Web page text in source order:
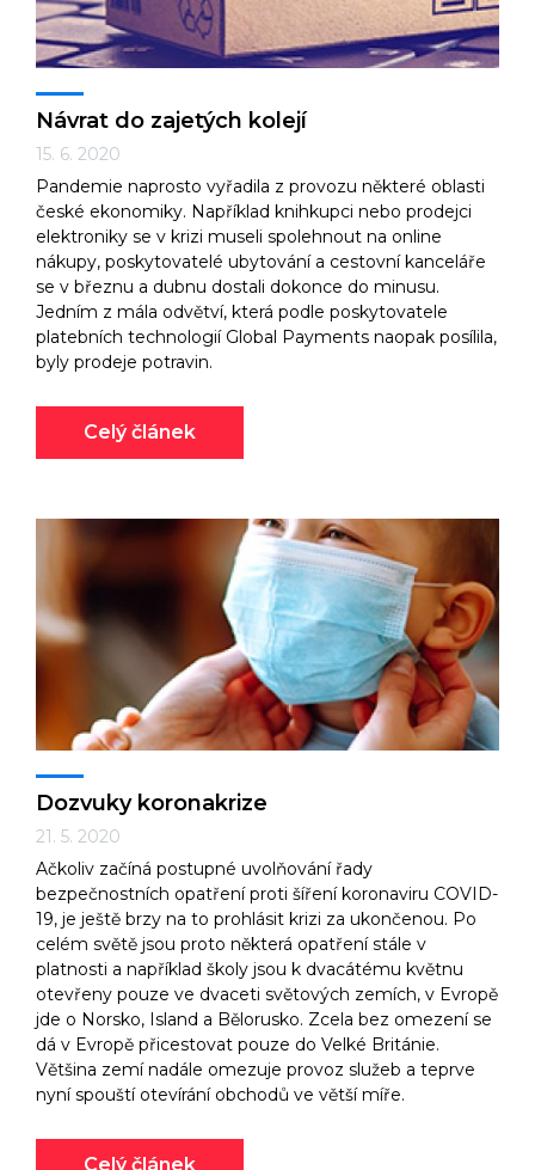
Návrat do zajetých kolejí
15. 6. 2020
Pandemie naprosto vyřadila z provozu některé oblasti
české ekonomiky. Například knihkupci nebo prodejci
elektroniky se v krizi museli spolehnout na online
nákupy, poskytovatelé ubytování a cestovní kanceláře
se v březnu a dubnu dostali dokonce do minusu.
Jedním z mála odvětví, která podle poskytovatele
platebních technologií Global Payments naopak posílila,
byly prodeje potravin.
Celý článek
Dozvuky koronakrize
21. 5. 2020
Ačkoliv začíná postupné uvolňování řady
bezpečnostních opatření proti šíření koronaviru COVID-
19, je ještě brzy na to prohlásit krizi za ukončenou. Po
celém světě jsou proto některá opatření stále v
platnosti a například školy jsou k dvacátému květnu
otevřeny pouze ve dvaceti světových zemích, v Evropě
jde o Norsko, Island a Bělorusko. Zcela bez omezení se
dá v Evropě přicestovat pouze do Velké Británie.
Většina zemí nadále omezuje provoz služeb a teprve
nyní spouští otevírání obchodů ve větší míře.
Celý článek